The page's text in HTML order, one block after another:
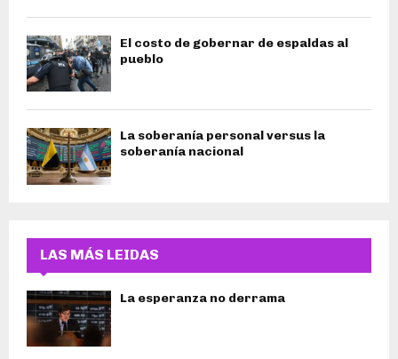
El costo de gobernar de espaldas al
pueblo
La soberanía personal versus la
soberanía nacional
LAS MÁS LEIDAS
La esperanza no derrama